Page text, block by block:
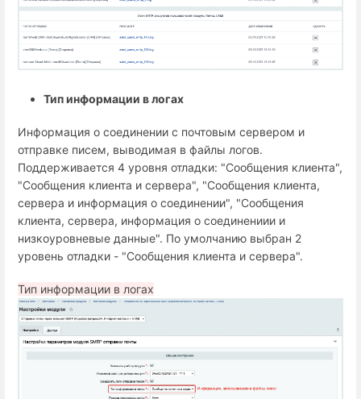
Тип информации в логах
Информация о соединении с почтовым сервером и
отправке писем, выводимая в файлы логов.
Поддерживается 4 уровня отладки: "Сообщения клиента",
"Сообщения клиента и сервера", "Сообщения клиента,
сервера и информация о соединении", "Сообщения
клиента, сервера, информация о соединениии и
низкоуровневые данные". По умолчанию выбран 2
уровень отладки - "Сообщения клиента и сервера".
Тип информации в логах